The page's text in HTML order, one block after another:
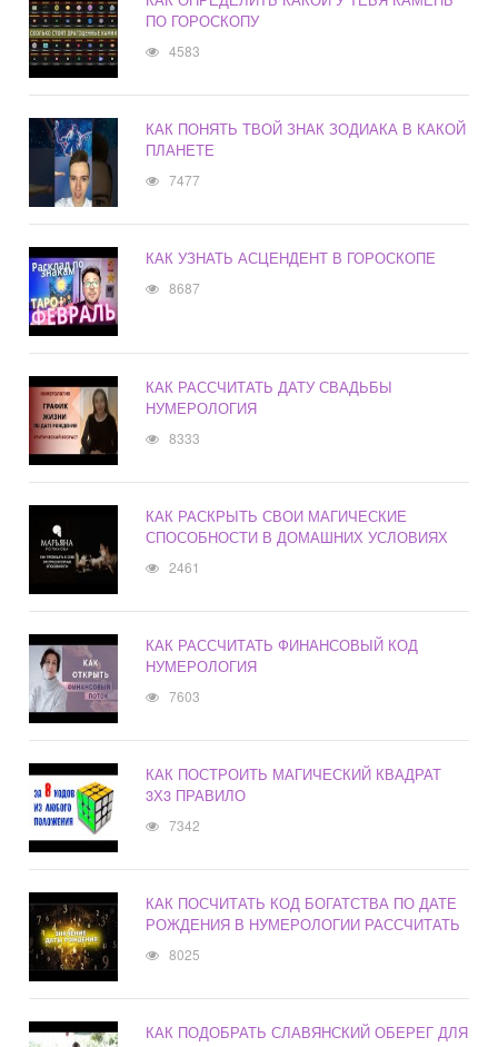
ПО ГОРОСКОПУ
4583
КАК ПОНЯТЬ ТВОЙ ЗНАК ЗОДИАКА В КАКОЙ
ПЛАНЕТЕ
7477
КАК УЗНАТЬ АСЦЕНДЕНТ В ГОРОСКОПЕ
8687
КАК РАССЧИТАТЬ ДАТУ СВАДЬБЫ
НУМЕРОЛОГИЯ
8333
КАК РАСКРЫТЬ СВОИ МАГИЧЕСКИЕ
СПОСОБНОСТИ В ДОМАШНИХ УСЛОВИЯХ
2461
КАК РАССЧИТАТЬ ФИНАНСОВЫЙ КОД
НУМЕРОЛОГИЯ
7603
КАК ПОСТРОИТЬ МАГИЧЕСКИЙ КВАДРАТ
3Х3 ПРАВИЛО
7342
КАК ПОСЧИТАТЬ КОД БОГАТСТВА ПО ДАТЕ
РОЖДЕНИЯ В НУМЕРОЛОГИИ РАССЧИТАТЬ
8025
КАК ПОДОБРАТЬ СЛАВЯНСКИЙ ОБЕРЕГ ДЛЯ